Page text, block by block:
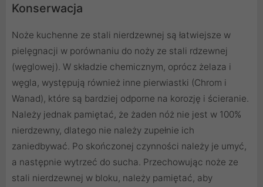
Konserwacja
Noże kuchenne ze stali nierdzewnej są łatwiejsze w
pielęgnacji w porównaniu do noży ze stali rdzewnej
(węglowej). W składzie chemicznym, oprócz żelaza i
węgla, występują również inne pierwiastki (Chrom i
Wanad), które są bardziej odporne na korozję i ścieranie.
Należy jednak pamiętać, że żaden nóż nie jest w 100%
nierdzewny, dlatego nie należy zupełnie ich
zaniedbywać. Po skończonej czynności należy je umyć,
a następnie wytrzeć do sucha. Przechowując noże ze
stali nierdzewnej w bloku, należy pamiętać, aby